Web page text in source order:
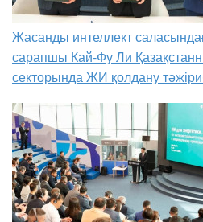
Жасанды интеллект
сарапшы Кай-Фу Ли
секторында ЖИ қолдану